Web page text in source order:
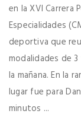
en la XVI
Especialidades
deportiva que
modalidades de
la mañana. En la
lugar fue para
minutos ...